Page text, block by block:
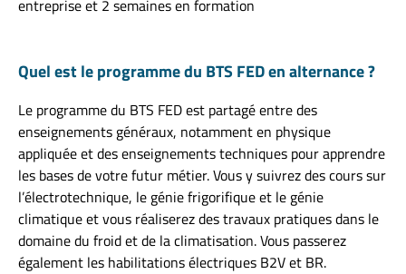
entreprise et 2 semaines en formation
Quel est le programme du BTS FED en alternance ?
Le programme du BTS FED est partagé entre des
enseignements généraux, notamment en physique
appliquée et des enseignements techniques pour apprendre
les bases de votre futur métier. Vous y suivrez des cours sur
l’électrotechnique, le génie frigorifique et le génie
climatique et vous réaliserez des travaux pratiques dans le
domaine du froid et de la climatisation. Vous passerez
également les habilitations électriques B2V et BR.